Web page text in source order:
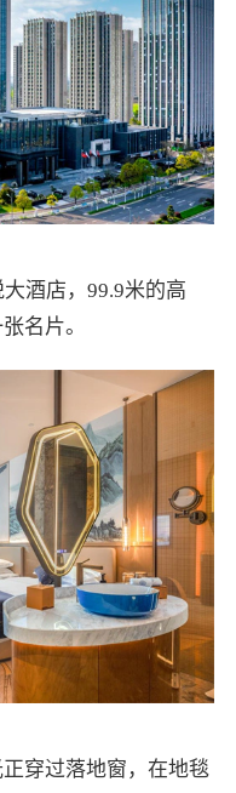
酒店，99.9米的高
名片。
穿过落地窗，在地毯